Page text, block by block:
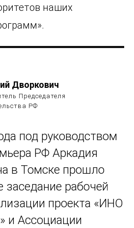
наших
Дворкович
Председателя
РФ
под руководством
РФ Аркадия
в Томске прошло
заседание рабочей
проекта «ИНО
и Ассоциации